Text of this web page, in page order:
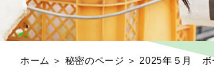
ホーム ＞ 秘密のページ ＞ 2025年５月